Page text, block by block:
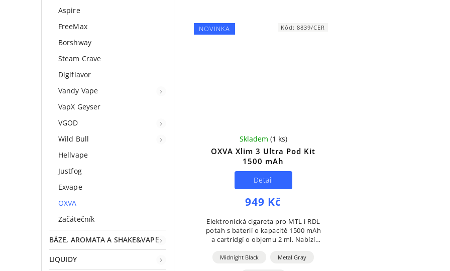
Aspire
FreeMax
Borshway
Steam Crave
Digiflavor
Vandy Vape
VapX Geyser
VGOD
Wild Bull
Hellvape
Justfog
Exvape
OXVA
Začátečník
BÁZE, AROMATA A SHAKE&VAPE
LIQUIDY
NOVINKA
OXVA Xlim 3 Ultra Pod Kit
1500 mAh
Skladem (1 ks)
949 Kč
Detail
Elektronická cigareta pro MTL i RDL
potah s baterií o kapacitě 1500 mAh
a cartridgí o objemu 2 ml. Nabízí
výkon až 30 W a čipset Super Pulse...
Midnight Black Metal Gray
Kód:8839/CER